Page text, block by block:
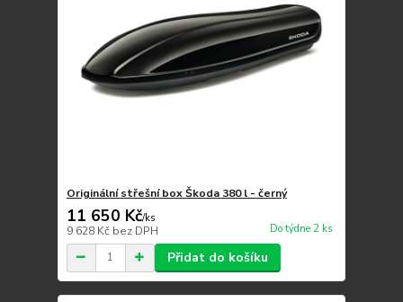
Originální střešní box Škoda 380 l - černý
11 650 Kč/ks
9 628 Kč bez DPH Do týdne 2 ks
Přidat do košíku